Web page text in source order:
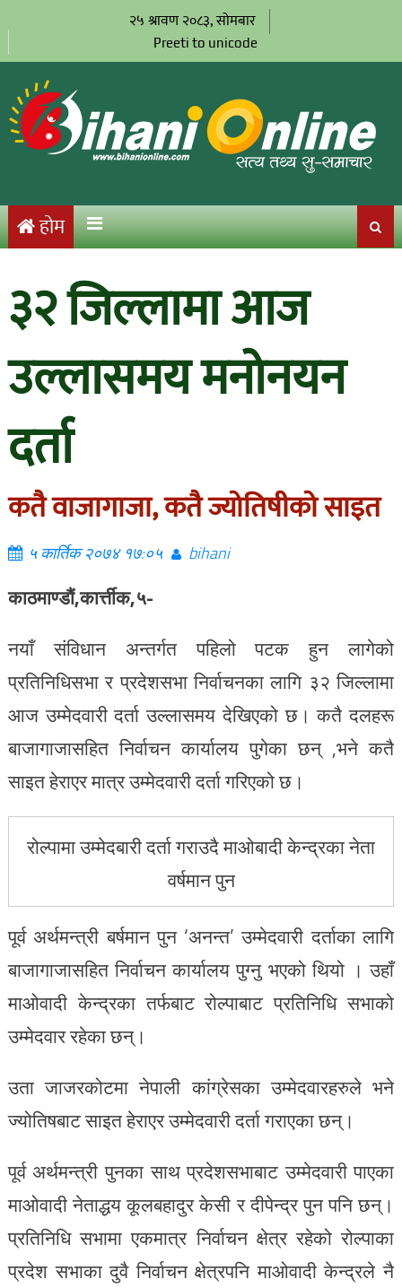
२५ श्रावण २०८३, सोमबार
Preeti to unicode
होम
३२ जिल्लामा आज
उल्लासमय मनोनयन
दर्ता
कतै वाजागाजा, कतै ज्योतिषीको साइत
५ कार्तिक २०७४ १७:०५ bihani
काठमाण्डौं,कार्त्तीक,५-
नयाँ संविधान अन्तर्गत पहिलो पटक हुन लागेको
प्रतिनिधिसभा र प्रदेशसभा निर्वाचनका लागि ३२ जिल्लामा
आज उम्मेदवारी दर्ता उल्लासमय देखिएको छ। कतै दलहरू
बाजागाजासहित निर्वाचन कार्यालय पुगेका छन् ,भने कतै
साइत हेराएर मात्र उम्मेदवारी दर्ता गरिएको छ।
रोल्पामा उम्मेदबारी दर्ता गराउदै माओबादी केन्द्रका नेता
वर्षमान पुन
पूर्व अर्थमन्त्री बर्षमान पुन ‘अनन्त’ उम्मेदवारी दर्ताका लागि
बाजागाजासहित निर्वाचन कार्यालय पुग्नु भएको थियो । उहाँ
माओवादी केन्द्रका तर्फबाट रोल्पाबाट प्रतिनिधि सभाको
उम्मेदवार रहेका छन्।
उता जाजरकोटमा नेपाली कांग्रेसका उम्मेदवारहरुले भने
ज्योतिषबाट साइत हेराएर उम्मेदवारी दर्ता गराएका छन्।
पूर्व अर्थमन्त्री पुनका साथ प्रदेशसभाबाट उम्मेदवारी पाएका
माओवादी नेताद्धय कूलबहादुर केसी र दीपेन्द्र पुन पनि छन्।
प्रतिनिधि सभामा एकमात्र निर्वाचन क्षेत्र रहेको रोल्पाका
प्रदेश सभाका दुवै निर्वाचन क्षेत्रपनि माओवादी केन्द्रले नै